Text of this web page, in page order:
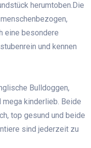
herumtoben.Die
eine besondere
und kennen
Bulldoggen,
mega kinderlieb. Beide
top gesund und beide
sind jederzeit zu